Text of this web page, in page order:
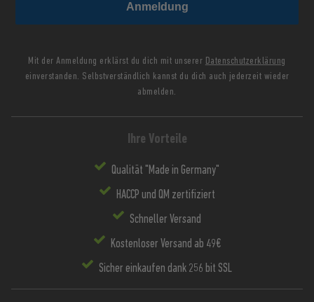
Anmeldung
Mit der Anmeldung erklärst du dich mit unserer Datenschutzerklärung
einverstanden. Selbstverständlich kannst du dich auch jederzeit wieder
abmelden.
Ihre Vorteile
Qualität "Made in Germany"
HACCP und QM zertifiziert
Schneller Versand
Kostenloser Versand ab 49€
Sicher einkaufen dank 256 bit SSL